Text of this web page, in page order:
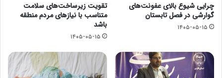
چرایی شیوع بالای عفونت‌های
گوارشی در فصل تابستان
۱۴۰۵-۰۵-۱۵
تقویت زیرساخت‌های سلامت
متناسب با نیازهای مردم منطقه
باشد
۱۴۰۵-۰۵-۱۵